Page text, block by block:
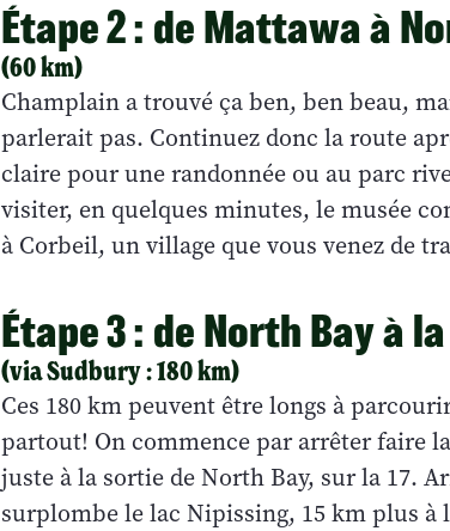
Étape 2 : de Mattawa à
(60 km)
Champlain a trouvé ça ben, ben beau,
parlerait pas. Continuez donc la route
claire pour une randonnée ou au parc
visiter, en quelques minutes, le musée
à Corbeil, un village que vous venez de
Étape 3 : de North Bay à
(via Sudbury : 180 km)
Ces 180 km peuvent être longs à
partout! On commence par arrêter faire
juste à la sortie de North Bay, sur la 17.
surplombe le lac Nipissing, 15 km plus à